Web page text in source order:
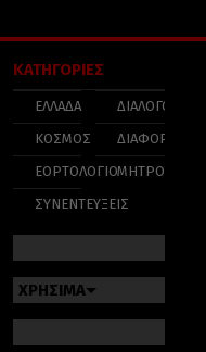
ΚΑΤΗΓΟΡΙΕΣ
ΕΛΛΑΔΑ
ΚΟΣΜΟΣ
ΕΟΡΤΟΛΟΓΙΟ
ΣΥΝΕΝΤΕΥΞΕΙΣ
ΔΙΑΛΟΓΟΣ
ΔΙΑΦΟΡΑ
ΜΗΤΡΟΠΟΛΕΙΣ
ΧΡΗΣΙΜΑ